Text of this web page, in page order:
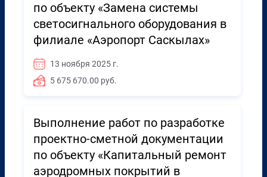
по объекту «Замена системы
светосигнального оборудования в
филиале «Аэропорт Саскылах»
13 ноября 2025 г.
5 675 670.00 руб.
Выполнение работ по разработке
проектно-сметной документации
по объекту «Капитальный ремонт
аэродромных покрытий в